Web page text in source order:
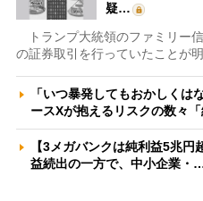
疑…
トランプ大統領のファミリー
の証券取引を行っていたことが
「いつ暴発してもおかしくは
ースXが抱えるリスクの数々
【3メガバンクは純利益5兆
益続出の一方で、中小企業・